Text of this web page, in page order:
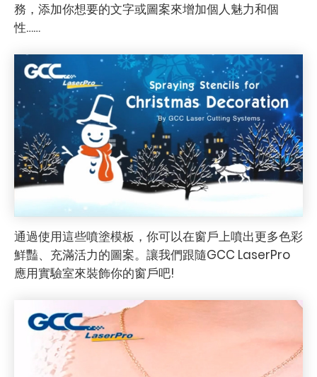
務，添加你想要的文字或圖案來增加個人魅力和個
性……
通過使用這些噴塗模板，你可以在窗戶上噴出更多色彩
鮮豔、充滿活力的圖案。讓我們跟隨GCC LaserPro
應用實驗室來裝飾你的窗戶吧!